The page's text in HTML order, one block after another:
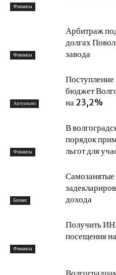
Финансы
Финансы
Арбитраж
долгах
завода
Актуально
Поступление
бюджет
на 23,2%
Финансы
В
порядок
льгот для
Бизнес
Самозанятые
дохода
Финансы
Получить
посещения